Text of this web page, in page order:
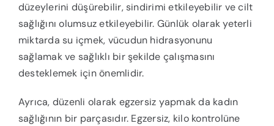
düzeylerini düşürebilir, sindirimi etkileyebilir ve cilt
sağlığını olumsuz etkileyebilir. Günlük olarak yeterli
miktarda su içmek, vücudun hidrasyonunu
sağlamak ve sağlıklı bir şekilde çalışmasını
desteklemek için önemlidir.
Ayrıca, düzenli olarak egzersiz yapmak da kadın
sağlığının bir parçasıdır. Egzersiz, kilo kontrolüne